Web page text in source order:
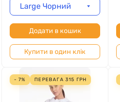
Large Чорний
Додати в кошик
Купити в один клік
- 7% ПЕРЕВАГА315 ГРН